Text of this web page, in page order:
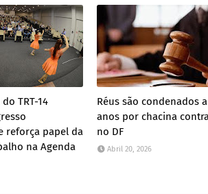
TRT-14
reforça papel da
na Agenda
Réus são condenados
anos por chacina
no DF
Abril 20, 2026